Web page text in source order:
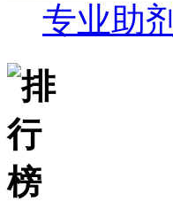
专业助剂